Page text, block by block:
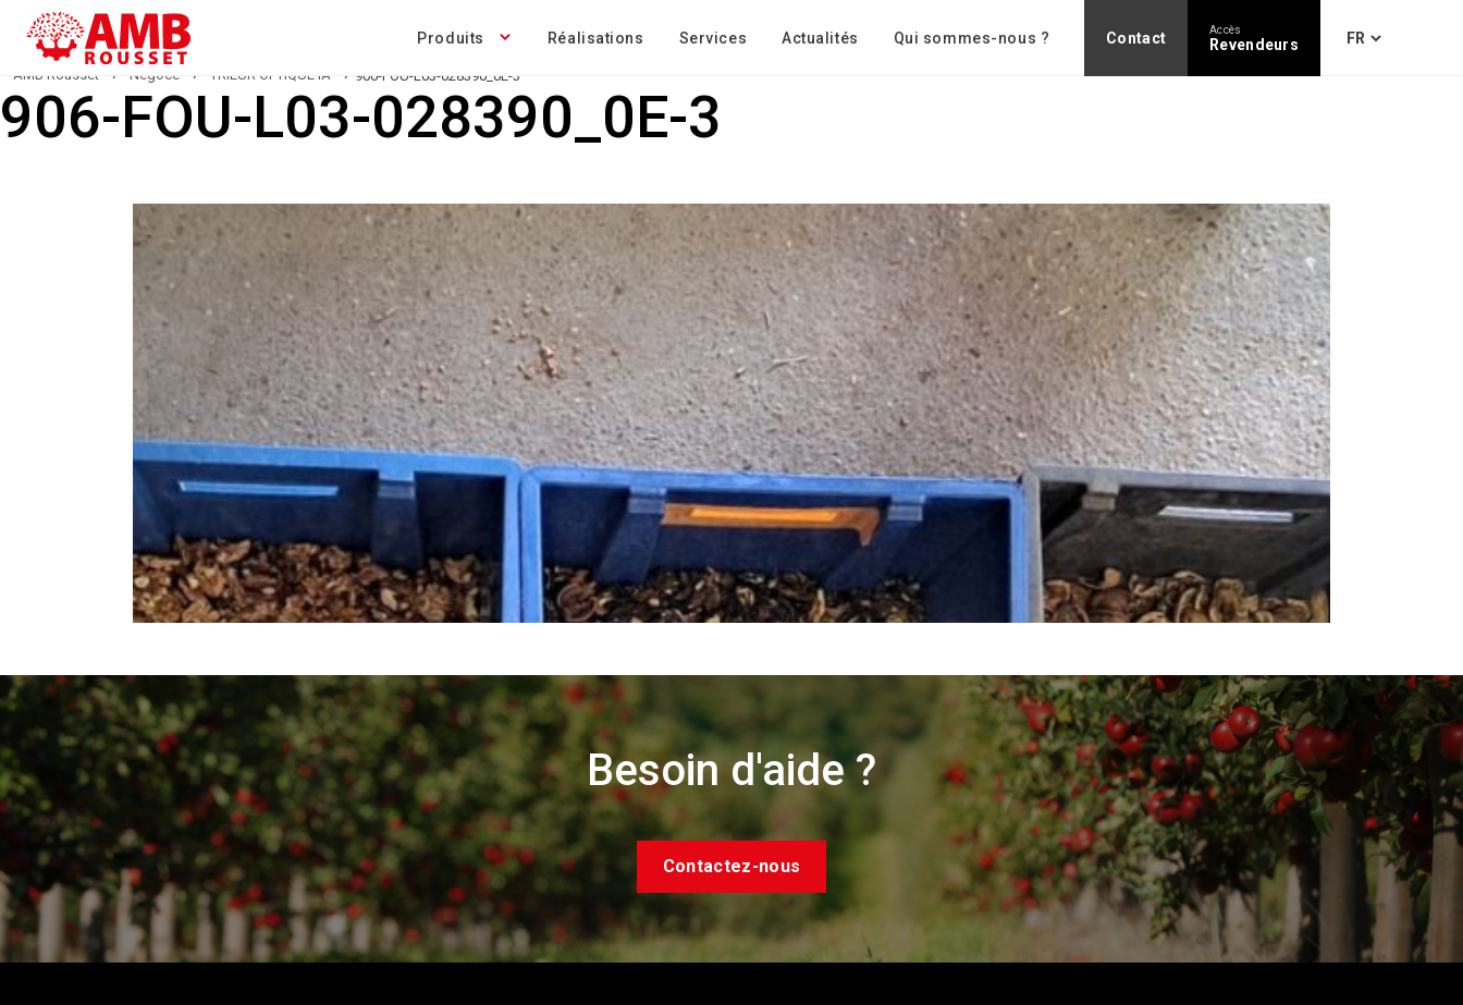
Produits Réalisations Services Actualités Qui sommes-nous ? Contact Accès
Revendeurs
AMB Rousset › Négoce › TRIEUR OPTIQUE IA › 906-FOU-L03-028390_0E-3
906-FOU-L03-028390_0E-3
Besoin d'aide ?
Contactez-nous